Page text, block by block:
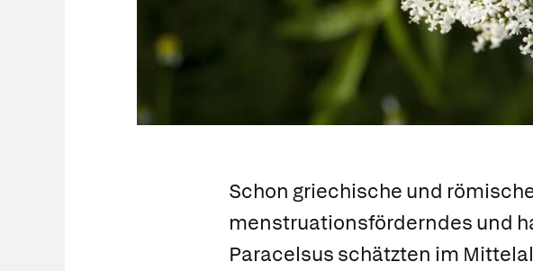
Schon griechische und
menstruationsförderndes und
Paracelsus schätzten im